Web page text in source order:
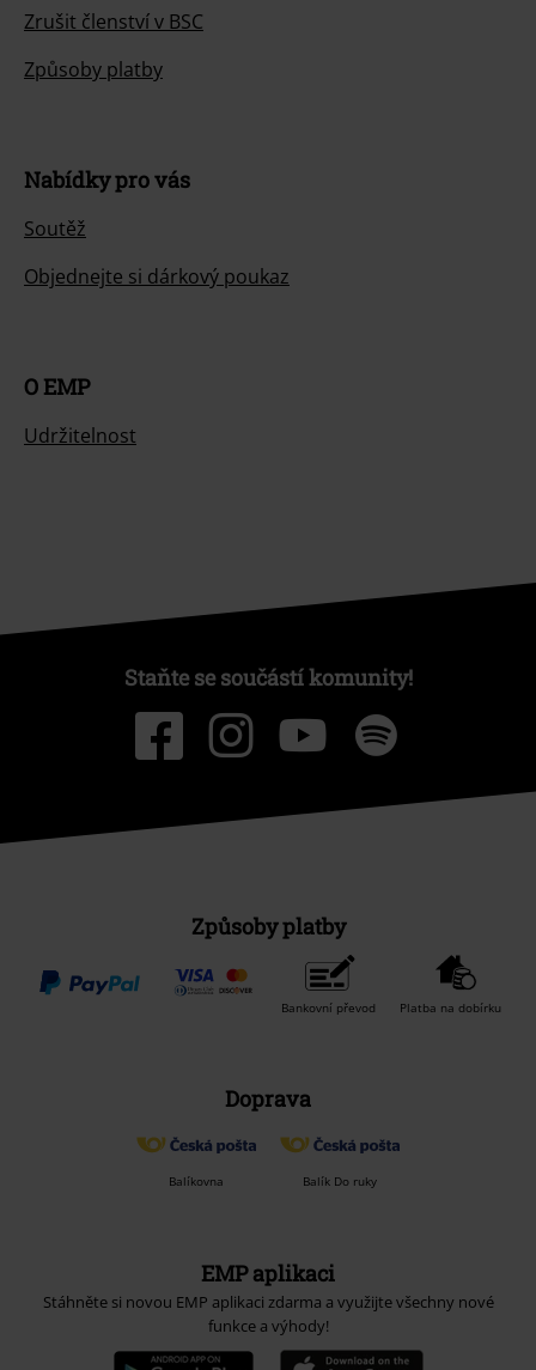
Zrušit členství v BSC
Způsoby platby
Nabídky pro vás
Soutěž
Objednejte si dárkový poukaz
O EMP
Udržitelnost
Staňte se součástí komunity!
Způsoby platby
Bankovní převod Platba na dobírku
Doprava
Balíkovna Balík Do ruky
EMP aplikaci
Stáhněte si novou EMP aplikaci zdarma a využijte všechny nové
funkce a výhody!